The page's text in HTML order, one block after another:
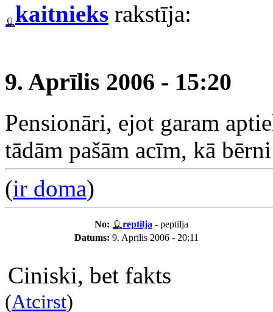
kaitnieks rakstīja:
9. Aprīlis 2006 - 15:20
Pensionāri, ejot garam
tādām pašām acīm, kā
(ir doma)
No: reptilja - peptilja
Datums: 9. Aprīlis 2006 - 20:11
Ciniski, bet fakts
(Atcirst)